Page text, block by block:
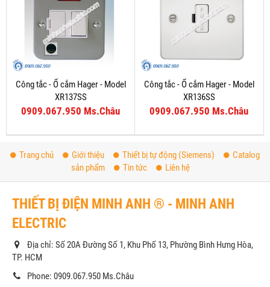
Công tắc - Ổ cắm Hager - Model
XR137SS
0909.067.950 Ms.Châu
Công tắc - Ổ cắm Hager - Model
XR136SS
0909.067.950 Ms.Châu
Trang chủ Giới thiệu Thiết bị tự động (Siemens)
Catalog
sản phẩm
Tin tức Liên hệ
THIẾT BỊ ĐIỆN MINH ANH ® - MINH ANH
ELECTRIC
Địa chỉ: Số 20A Đường Số 1, Khu Phố 13, Phường Bình Hưng Hòa,
TP. HCM
Phone: 0909.067.950 Ms.Châu